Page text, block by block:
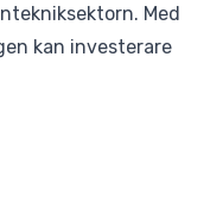
Med
kan investerare